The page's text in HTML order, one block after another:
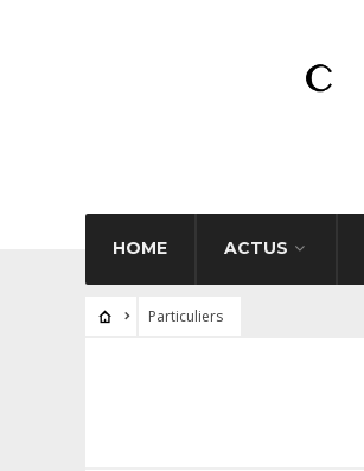
HOME ACTUS
Particuliers